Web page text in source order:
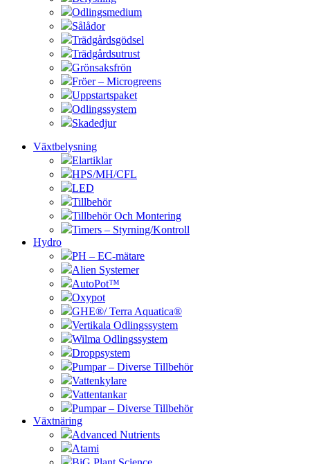
Odlingsmedium
Sålådor
Trädgårdsgödsel
Trädgårdsutrust
Grönsaksfrön
Fröer – Microgreens
Uppstartspaket
Odlingssystem
Skadedjur
Växtbelysning
Elartiklar
HPS/MH/CFL
LED
Tillbehör
Tillbehör Och Montering
Timers – Styrning/Kontroll
Hydro
PH – EC-mätare
Alien Systemer
AutoPot™
Oxypot
GHE®/ Terra Aquatica®
Vertikala Odlingssystem
Wilma Odlingssystem
Droppsystem
Pumpar – Diverse Tillbehör
Vattenkylare
Vattentankar
Pumpar – Diverse Tillbehör
Växtnäring
Advanced Nutrients
Atami